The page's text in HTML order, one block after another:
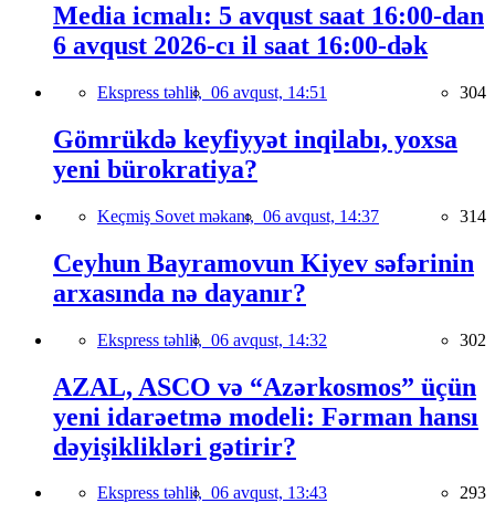
Media icmalı: 5 avqust saat 16:00-dan
6 avqust 2026-cı il saat 16:00-dək
Ekspress təhlil, 06 avqust, 14:51 304
Gömrükdə keyfiyyət inqilabı, yoxsa
yeni bürokratiya?
Keçmiş Sovet məkanı, 06 avqust, 14:37 314
Ceyhun Bayramovun Kiyev səfərinin
arxasında nə dayanır?
Ekspress təhlil, 06 avqust, 14:32 302
AZAL, ASCO və “Azərkosmos” üçün
yeni idarəetmə modeli: Fərman hansı
dəyişiklikləri gətirir?
Ekspress təhlil, 06 avqust, 13:43 293